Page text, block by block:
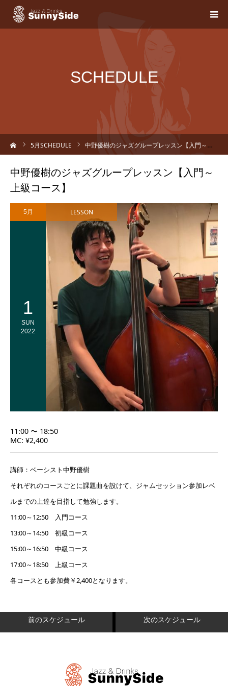
SCHEDULE
5月SCHEDULE 中野優樹のジャズグループレッスン【入門～上級コース】
中野優樹のジャズグループレッスン【入門～
上級コース】
5月
1
SUN
2022
LESSON
11:00 〜 18:50
MC: ¥2,400
講師：ベーシスト中野優樹
それぞれのコースごとに課題曲を設けて、ジャムセッション参加レベ
ルまでの上達を目指して勉強します。
11:00～12:50 入門コース
13:00～14:50 初級コース
15:00～16:50 中級コース
17:00～18:50 上級コース
各コースとも参加費￥2,400となります。
前のスケジュール 次のスケジュール